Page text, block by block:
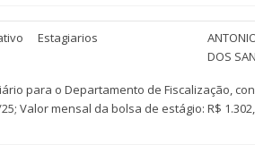
Estagiarios
DOS
para o Departamento de Fiscalização,
Valor mensal da bolsa de estágio: R$